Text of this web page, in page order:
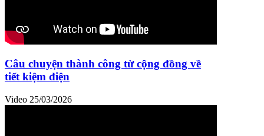
Câu chuyện thành công từ cộng đồng về
tiết kiệm điện
Video 25/03/2026